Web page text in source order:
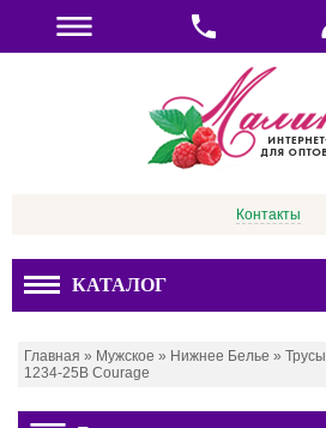
Контакты
КАТАЛОГ
Главная » Мужское » Нижнее Белье » Трусы
1234-25B Courage